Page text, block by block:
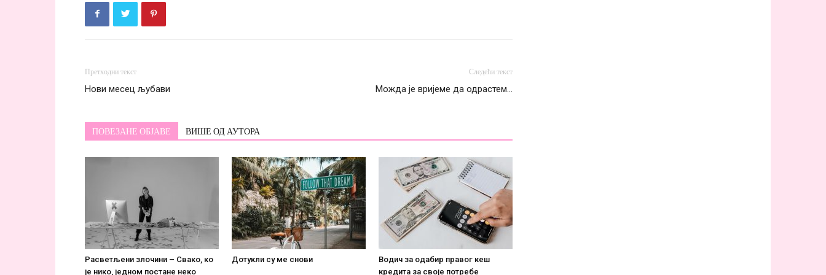
Претходни текст
Нови месец љубави
Следећи текст
Можда је вријеме да одрастем…
ПОВЕЗАНЕ ОБЈАВЕ ВИШЕ ОД АУТОРА
Расветљени злочини – Свако, ко
је нико, једном постане некo
Дотукли су ме снови
Водич за одабир правог кеш
кредита за своје потребе